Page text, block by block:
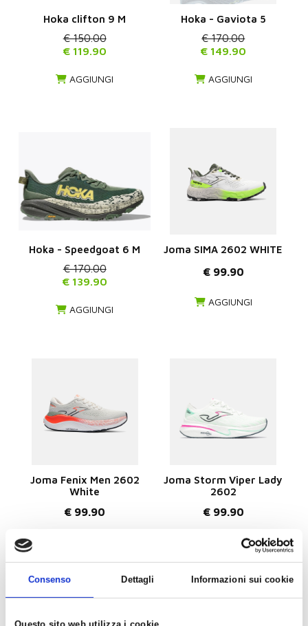
Consenso Dettagli Informazioni sui cookie
Questo sito web utilizza i cookie
Hoka clifton 9 M
€ 150.00
€ 119.90
AGGIUNGI
Hoka - Gaviota 5
€ 170.00
€ 149.90
AGGIUNGI
Hoka - Speedgoat 6 M
€ 170.00
€ 139.90
AGGIUNGI
Joma SIMA 2602 WHITE
€ 99.90
AGGIUNGI
Joma Fenix Men 2602
White
€ 99.90
Joma Storm Viper Lady
2602
€ 99.90
AGGIUNGI